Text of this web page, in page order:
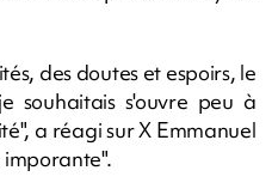
des doutes et espoirs, le
souhaitais s'ouvre peu à
a réagi sur X Emmanuel